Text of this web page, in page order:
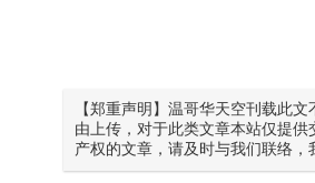
【郑重声明】温哥华天空刊载此
由上传，对于此类文章本站仅提
产权的文章，请及时与我们联络，